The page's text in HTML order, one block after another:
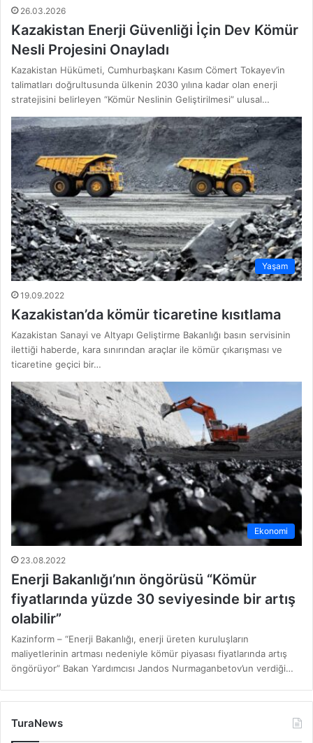
26.03.2026
Kazakistan Enerji Güvenliği İçin Dev Kömür
Nesli Projesini Onayladı
Kazakistan Hükümeti, Cumhurbaşkanı Kasım Cömert Tokayev’in
talimatları doğrultusunda ülkenin 2030 yılına kadar olan enerji
stratejisini belirleyen “Kömür Neslinin Geliştirilmesi” ulusal…
Yaşam
19.09.2022
Kazakistan’da kömür ticaretine kısıtlama
Kazakistan Sanayi ve Altyapı Geliştirme Bakanlığı basın servisinin
ilettiği haberde, kara sınırından araçlar ile kömür çıkarışması ve
ticaretine geçici bir…
Ekonomi
23.08.2022
Enerji Bakanlığı’nın öngörüsü “Kömür
fiyatlarında yüzde 30 seviyesinde bir artış
olabilir”
Kazinform – “Enerji Bakanlığı, enerji üreten kuruluşların
maliyetlerinin artması nedeniyle kömür piyasası fiyatlarında artış
öngörüyor” Bakan Yardımcısı Jandos Nurmaganbetov’un verdiği…
TuraNews